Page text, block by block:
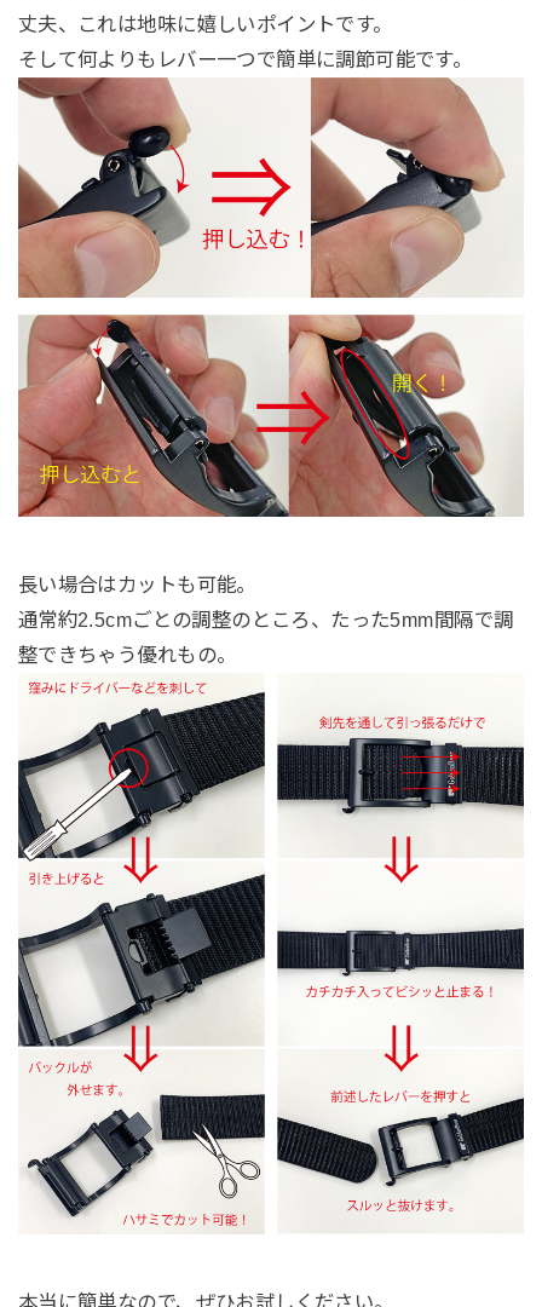
丈夫、これは地味に嬉しいポイントです。
そして何よりもレバー一つで簡単に調節可能です。
長い場合はカットも可能。
通常約2.5cmごとの調整のところ、たった5mm間隔で調
整できちゃう優れもの。